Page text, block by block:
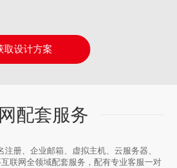
取设计方案
配套服务
册、企业邮箱、虚拟主机、云服务器、
联网全领域配套服务，配有专业客服一对